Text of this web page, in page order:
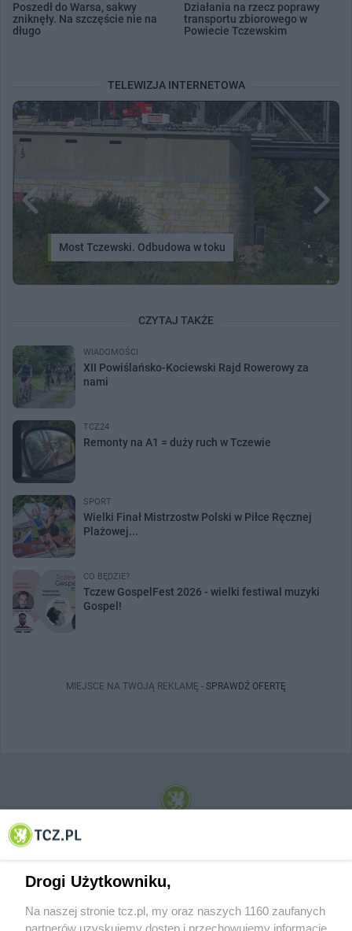
Poszedł do Warsa, sakwy
zniknęły. Na szczęście nie na
długo
Działania na rzecz poprawy
transportu zbiorowego w
Powiecie Tczewskim
TELEWIZJA INTERNETOWA
Most Tczewski. Odbudowa w toku
CZYTAJ TAKŻE
WIADOMOŚCI
XII Powiślańsko-Kociewski Rajd Rowerowy za
nami
TCZ24
Remonty na A1 = duży ruch w Tczewie
SPORT
Wielki Finał Mistrzostw Polski w Piłce Ręcznej
Plażowej...
CO BĘDZIE?
Tczew GospelFest 2026 - wielki festiwal muzyki
Gospel!
MIEJSCE NA TWOJĄ REKLAMĘ - SPRAWDŹ OFERTĘ
© 2001-2026 Tczew - TCZ.PL Sp. z o.o. Internetowy Serwis Informacyjny Miasta
Drogi Użytkowniku,
Na naszej stronie tcz.pl, my oraz naszych 1160 zaufanych
partnerów uzyskujemy dostęp i przechowujemy informacje